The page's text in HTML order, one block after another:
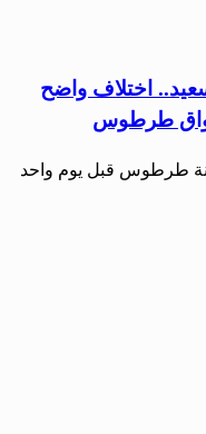
اختلاف واضح
طرطوس
طرطوس قبل يوم واحد